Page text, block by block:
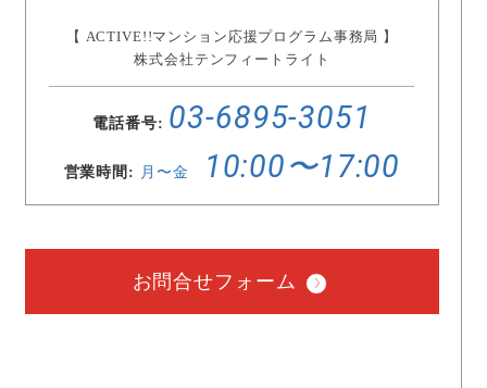
【 ACTIVE!!マンション応援プログラム事務局 】
株式会社テンフィートライト
電話番号: 03-6895-3051
営業時間: 月〜金 10:00〜17:00
お問合せフォーム